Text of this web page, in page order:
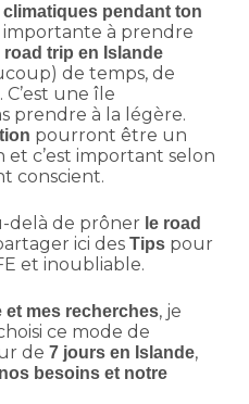
pendant ton
à prendre
road trip en Islande
de temps, de
une île
prendre à la légère.
pourront être un
et c’est important selon
conscient.
delà de prôner le road
ici des Tipspour
et inoubliable.
et mes recherches, je
ce mode de
de 7 jours en Islande,
besoins et notre